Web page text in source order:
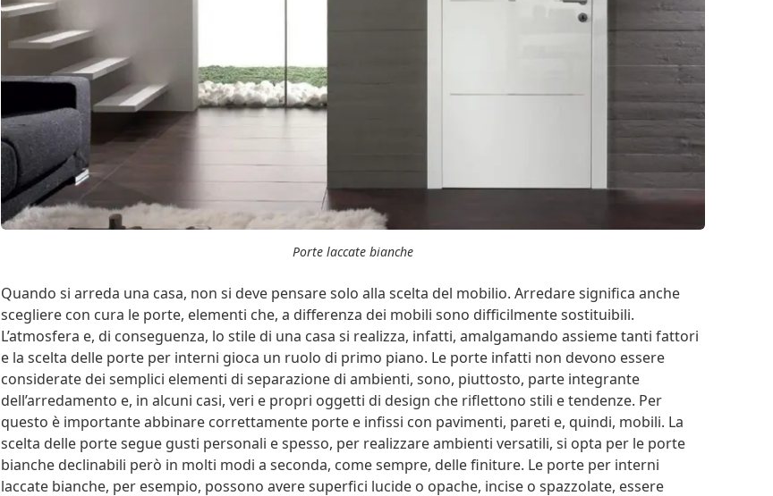
Porte laccate bianche
Quando si arreda una casa, non si deve pensare solo alla scelta del mobilio. Arredare significa anche
scegliere con cura le porte, elementi che, a differenza dei mobili sono difficilmente sostituibili.
L’atmosfera e, di conseguenza, lo stile di una casa si realizza, infatti, amalgamando assieme tanti fattori
e la scelta delle porte per interni gioca un ruolo di primo piano. Le porte infatti non devono essere
considerate dei semplici elementi di separazione di ambienti, sono, piuttosto, parte integrante
dell’arredamento e, in alcuni casi, veri e propri oggetti di design che riflettono stili e tendenze. Per
questo è importante abbinare correttamente porte e infissi con pavimenti, pareti e, quindi, mobili. La
scelta delle porte segue gusti personali e spesso, per realizzare ambienti versatili, si opta per le porte
bianche declinabili però in molti modi a seconda, come sempre, delle finiture. Le porte per interni
laccate bianche, per esempio, possono avere superfici lucide o opache, incise o spazzolate, essere